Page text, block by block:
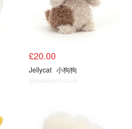
£20.00
Jellycat 小狗狗
@dealmoon.co.uk